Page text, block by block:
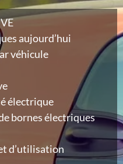
aujourd’hui
véhicule
électrique
bornes électriques
d’utilisation